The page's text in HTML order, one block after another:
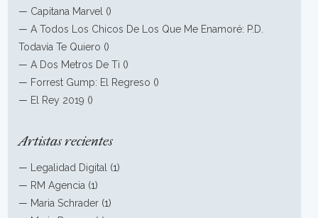
— Capitana Marvel ()
—A Todos Los Chicos De Los Que Me Enamoré: P.D.
Todavía Te Quiero ()
—A Dos Metros De Ti ()
— Forrest Gump: El Regreso ()
— El Rey 2019 ()
Artistas recientes
— Legalidad Digital
(1)
— RM Agencia (1)
— Maria Schrader (1)